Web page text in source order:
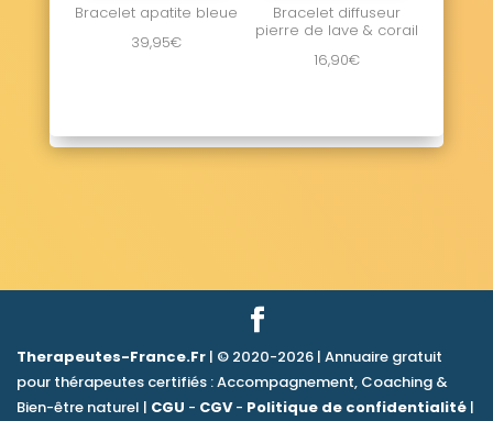
Bracelet apatite bleue
39,95€
Bracelet diffuseur
pierre de lave & corail
16,90€
Therapeutes-France.Fr | © 2020-2026 | Annuaire gratuit
pour thérapeutes certifiés : Accompagnement, Coaching &
Bien-être naturel | CGU - CGV- Politique de confidentialité |